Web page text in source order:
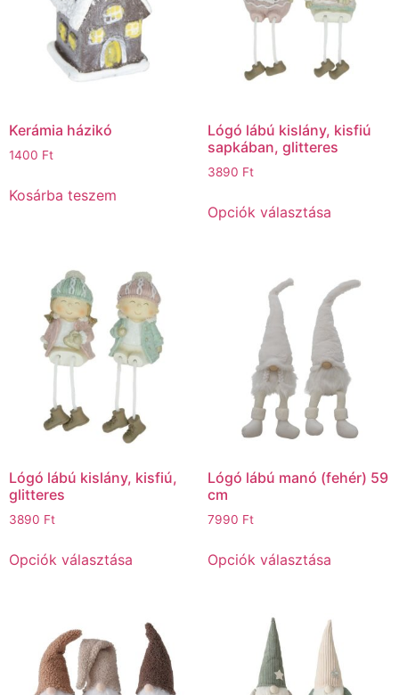
Kerámia házikó
1400 Ft
Kosárba teszem
Lógó lábú kislány, kisfiú
sapkában, glitteres
3890 Ft
Opciók választása
Lógó lábú kislány, kisfiú,
glitteres
3890 Ft
Opciók választása
Lógó lábú manó (fehér) 59
cm
7990 Ft
Opciók választása